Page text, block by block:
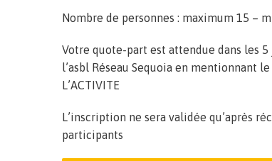
Nombre de personnes : maximum 15 –
Votre quote-part est attendue dans les
l’asbl Réseau Sequoia en mentionnant le
L’ACTIVITE
L’inscription ne sera validée qu’après
participants